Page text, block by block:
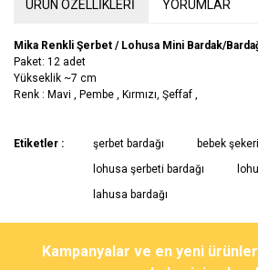
ÜRÜN ÖZELLİKLERİ YORUMLAR
Mika Renkli Şerbet / Lohusa Mini Bardak/
Paket: 12 adet
Yükseklik ~7 cm
Renk : Mavi , Pembe , Kırmızı, Şeffaf ,
Bu ürüne ilk yorumu siz
Yorum Yaz
Bu ürünün fiyat bilgisi, resim, ürün
tarafımıza iletebilirsiniz.
Görüş ve önerileriniz için teşekkür ederiz.
Etiketler : şerbet bardağı bebek şekeri
lohusa şerbeti bardağı
lahusa bardağı
Kampanyalar ve en yeni